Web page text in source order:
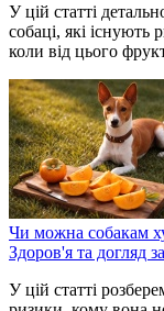
У цій статті
собаці, які існують
коли від цього
Чи можна собакам
Здоров'я та догляд
У цій статті